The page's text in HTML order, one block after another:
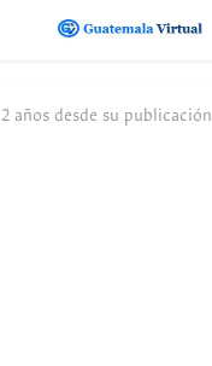
2 años desde su publicación